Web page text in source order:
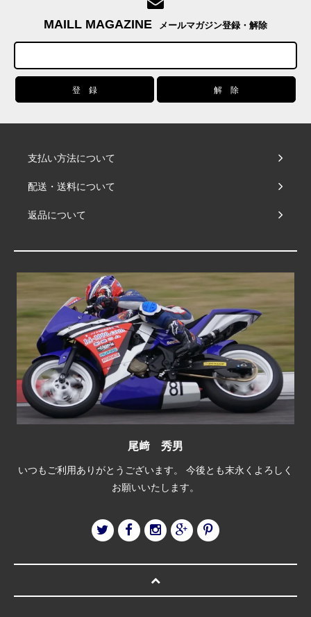
MAILL MAGAZINE メールマガジン登録・解除
支払い方法について
配送・送料について
返品について
尾﨑 秀男
いつもご利用ありがとうございます。 今後とも末永くよろしく
お願いいたします。